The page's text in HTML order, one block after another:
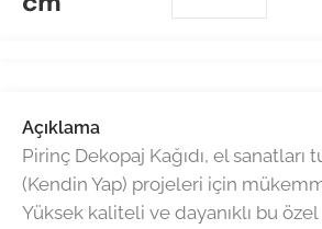
Açıklama
Pirinç Dekopaj Kağıdı, el sanatları
(Kendin Yap) projeleri için
Yüksek kaliteli ve dayanıklı bu